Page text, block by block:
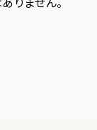
りません。